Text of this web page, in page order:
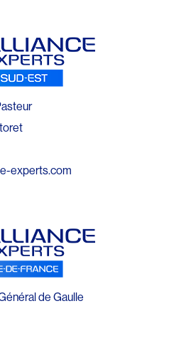
experts.com
de Gaulle